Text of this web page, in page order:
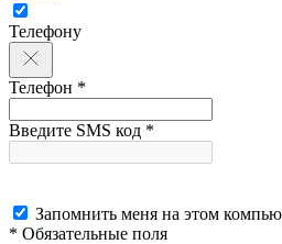
Телефону
Телефон *
Введите SMS код *
Запомнить меня на этом
* Обязательные поля